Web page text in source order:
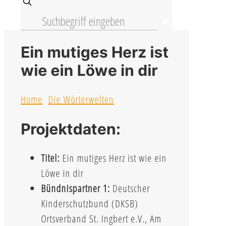
Ein mutiges Herz ist
wie ein Löwe in dir
Home Die Wörterwelten
Projektdaten:
Titel: Ein mutiges Herz ist wie ein
Löwe in dir
Bündnispartner 1: Deutscher
Kinderschutzbund (DKSB)
Ortsverband St. Ingbert e.V., Am